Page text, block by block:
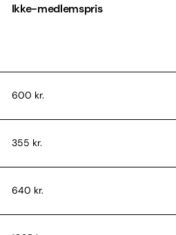
Ikke-medlemspris
600 kr.
355 kr.
640 kr.